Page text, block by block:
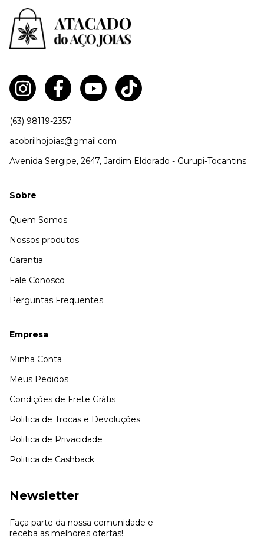
(63) 98119-2357
acobrilhojoias@gmail.com
Avenida Sergipe, 2647, Jardim Eldorado - Gurupi-Tocantins
Sobre
Quem Somos
Nossos produtos
Garantia
Fale Conosco
Perguntas Frequentes
Empresa
Minha Conta
Meus Pedidos
Condições de Frete Grátis
Politica de Trocas e Devoluções
Politica de Privacidade
Politica de Cashback
Newsletter
Faça parte da nossa comunidade e
receba as melhores ofertas!